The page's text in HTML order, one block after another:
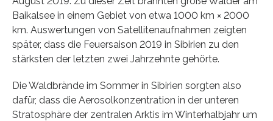
Baikalsee in einem Gebiet von etwa 1000 km × 2000
km. Auswertungen von Satellitenaufnahmen zeigten
später, dass die Feuersaison 2019 in Sibirien zu den
stärksten der letzten zwei Jahrzehnte gehörte.
Die Waldbrände im Sommer in Sibirien sorgten also
dafür, dass die Aerosolkonzentration in der unteren
Stratosphäre der zentralen Arktis im Winterhalbjahr um